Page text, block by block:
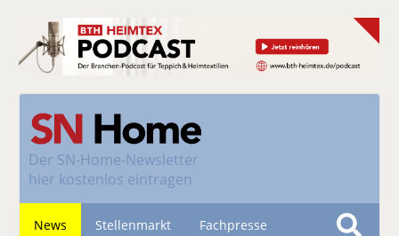
Der SN-Home-Newsletter
hier kostenlos eintragen
News Stellenmarkt Fachpresse